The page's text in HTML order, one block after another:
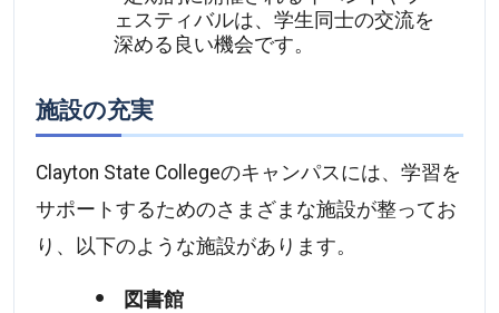
ェスティバルは、学生同士の交流を
深める良い機会です。
施設の充実
Clayton State Collegeのキャンパスには、学習を
サポートするためのさまざまな施設が整ってお
り、以下のような施設があります。
図書館